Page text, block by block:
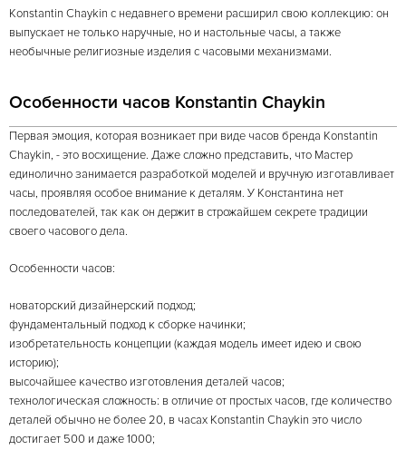
Konstantin Chaykin с недавнего времени расширил свою коллекцию: он
выпускает не только наручные, но и настольные часы, а также
необычные религиозные изделия с часовыми механизмами.
Особенности часов Konstantin Chaykin
Первая эмоция, которая возникает при виде часов бренда Konstantin
Chaykin, - это восхищение. Даже сложно представить, что Мастер
единолично занимается разработкой моделей и вручную изготавливает
часы, проявляя особое внимание к деталям. У Константина нет
последователей, так как он держит в строжайшем секрете традиции
своего часового дела.
Особенности часов:
новаторский дизайнерский подход;
фундаментальный подход к сборке начинки;
изобретательность концепции (каждая модель имеет идею и свою
историю);
высочайшее качество изготовления деталей часов;
технологическая сложность: в отличие от простых часов, где количество
деталей обычно не более 20, в часах Konstantin Chaykin это число
достигает 500 и даже 1000;